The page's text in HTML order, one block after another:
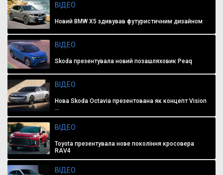
ВІДЕО
Новий BMW X5 здивував футуристичним дизайном
ВІДЕО
Skoda презентувала новий позашляховик Peaq
ВІДЕО
Нова Skoda Octavia презентована як концепт Vision
...
ВІДЕО
Toyota презентувала нове покоління кросовера
RAV4
ВІДЕО